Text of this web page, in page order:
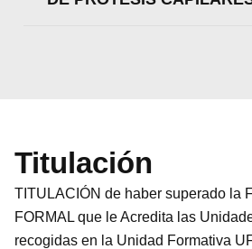
Titulación
TITULACIÓN de haber superado la
FORMAL que le Acredita las
recogidas en la Unidad Formativa